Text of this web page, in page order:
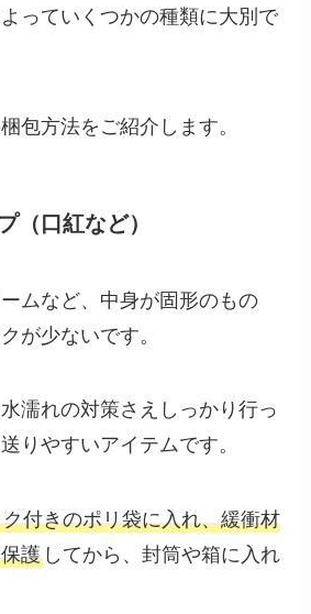
っていくつかの種類に大別で
包方法をご紹介します。
（口紅など）
ムなど、中身が固形のもの
が少ないです。
濡れの対策さえしっかり行っ
りやすいアイテムです。
付きのポリ袋に入れ、緩衝材
護 してから、封筒や箱に入れ